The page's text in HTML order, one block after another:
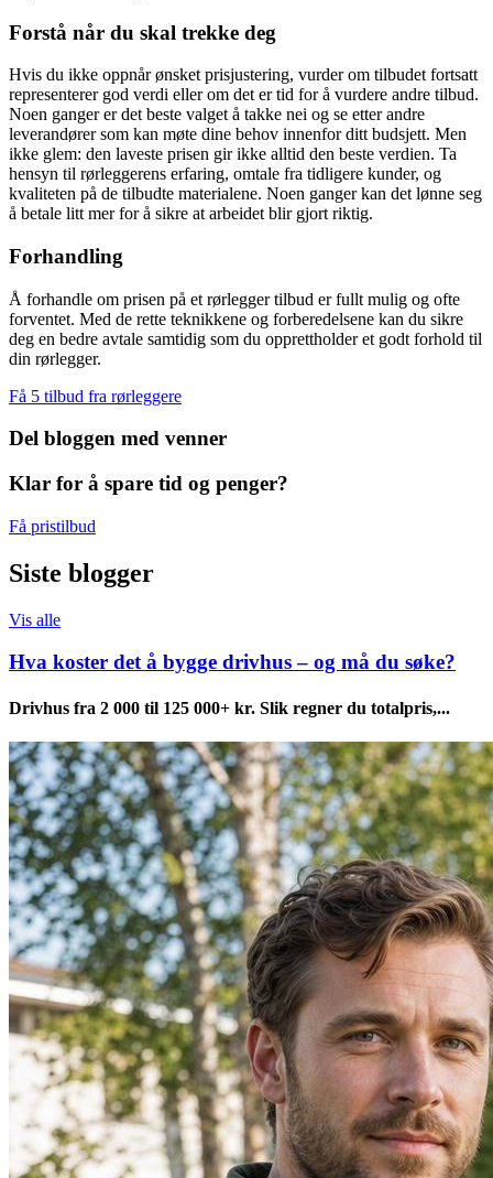
Forstå når du skal trekke deg
Hvis du ikke oppnår ønsket prisjustering, vurder om tilbudet fortsatt
representerer god verdi eller om det er tid for å vurdere andre tilbud.
Noen ganger er det beste valget å takke nei og se etter andre
leverandører som kan møte dine behov innenfor ditt budsjett. Men
ikke glem: den laveste prisen gir ikke alltid den beste verdien. Ta
hensyn til rørleggerens erfaring, omtale fra tidligere kunder, og
kvaliteten på de tilbudte materialene. Noen ganger kan det lønne seg
å betale litt mer for å sikre at arbeidet blir gjort riktig.
Forhandling
Å forhandle om prisen på et rørlegger tilbud er fullt mulig og ofte
forventet. Med de rette teknikkene og forberedelsene kan du sikre
deg en bedre avtale samtidig som du opprettholder et godt forhold til
din rørlegger.
Få 5 tilbud fra rørleggere
Del bloggen med venner
Klar for å spare tid og penger?
Få pristilbud
Siste blogger
Vis alle
Hva koster det å bygge drivhus – og må du søke?
Drivhus fra 2 000 til 125 000+ kr. Slik regner du totalpris,...